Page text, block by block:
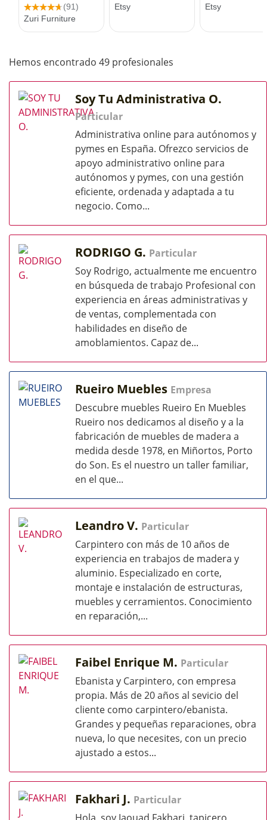
Hemos encontrado 49 profesionales
Soy Tu Administrativa O.
Particular
Administrativa online para autónomos y
pymes en España. Ofrezco servicios de
apoyo administrativo online para
autónomos y pymes, con una gestión
eficiente, ordenada y adaptada a tu
negocio. Como...
RODRIGO G. Particular
Soy Rodrigo, actualmente me encuentro
en búsqueda de trabajo Profesional con
experiencia en áreas administrativas y
de ventas, complementada con
habilidades en diseño de
amoblamientos. Capaz de...
Rueiro Muebles Empresa
Descubre muebles Rueiro En Muebles
Rueiro nos dedicamos al diseño y a la
fabricación de muebles de madera a
medida desde 1978, en Miñortos, Porto
do Son. Es el nuestro un taller familiar,
en el que...
Leandro V. Particular
Carpintero con más de 10 años de
experiencia en trabajos de madera y
aluminio. Especializado en corte,
montaje e instalación de estructuras,
muebles y cerramientos. Conocimiento
en reparación,...
Faibel Enrique M. Particular
Ebanista y Carpintero, con empresa
propia. Más de 20 años al sevicio del
cliente como carpintero/ebanista.
Grandes y pequeñas reparaciones, obra
nueva, lo que necesites, con un precio
ajustado a estos...
Fakhari J. Particular